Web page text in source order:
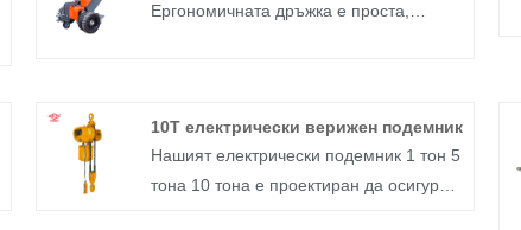
Ергономичната дръжка е проста,
износване, носещо силно натоварване,
няма да има притеснения за
пробиване и пробиване.
10T електрически верижен подемник
Нашият електрически подемник 1 тон 5
тона 10 тона е проектиран да осигури